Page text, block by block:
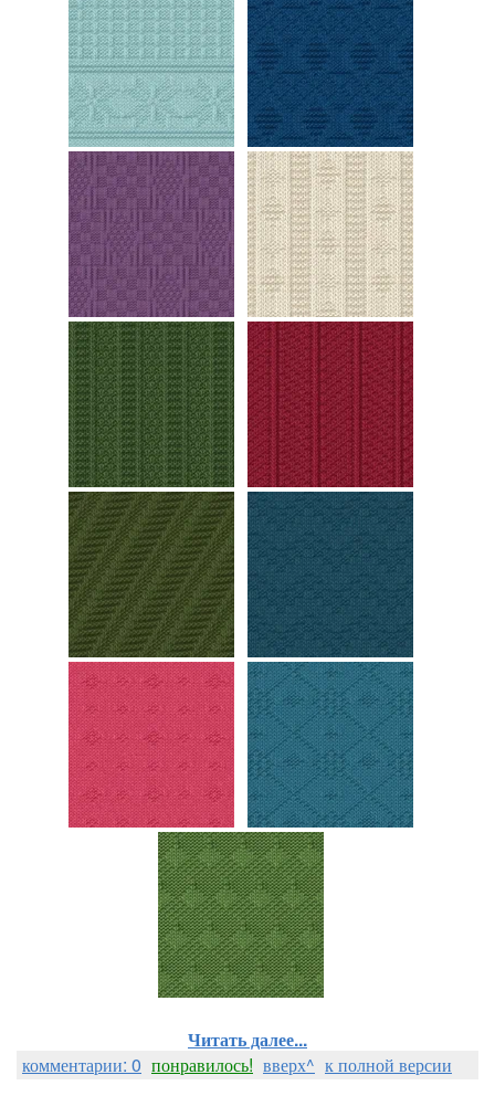
Читать далее...
комментарии: 0 понравилось! вверх^ к полной версии